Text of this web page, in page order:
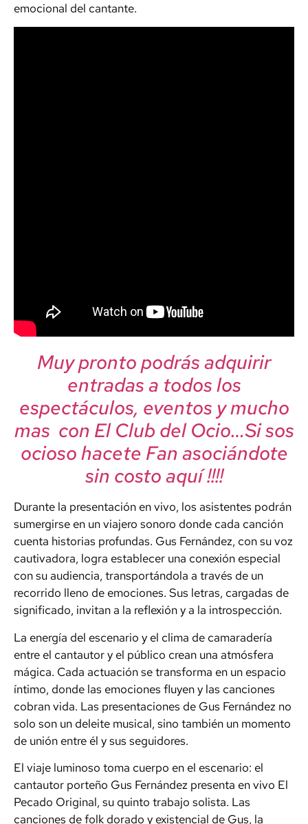
emocional del cantante.
Muy pronto podrás adquirir
entradas a todos los
espectáculos, eventos y mucho
mas con El Club del Ocio…Si sos
ocioso hacete Fan asociándote
sin costo aquí !!!!
Durante la presentación en vivo, los asistentes podrán
sumergirse en un viajero sonoro donde cada canción
cuenta historias profundas. Gus Fernández, con su voz
cautivadora, logra establecer una conexión especial
con su audiencia, transportándola a través de un
recorrido lleno de emociones. Sus letras, cargadas de
significado, invitan a la reflexión y a la introspección.
La energía del escenario y el clima de camaradería
entre el cantautor y el público crean una atmósfera
mágica. Cada actuación se transforma en un espacio
íntimo, donde las emociones fluyen y las canciones
cobran vida. Las presentaciones de Gus Fernández no
solo son un deleite musical, sino también un momento
de unión entre él y sus seguidores.
El viaje luminoso toma cuerpo en el escenario: el
cantautor porteño Gus Fernández presenta en vivo El
Pecado Original, su quinto trabajo solista. Las
canciones de folk dorado y existencial de Gus, la